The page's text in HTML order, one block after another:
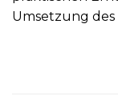
Umsetzung